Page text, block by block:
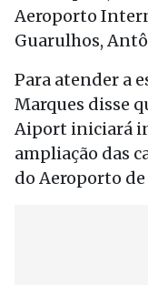
Aeroporto
Guarulhos,
Para atender a
Marques disse
Aiport iniciará
ampliação das
do Aeroporto